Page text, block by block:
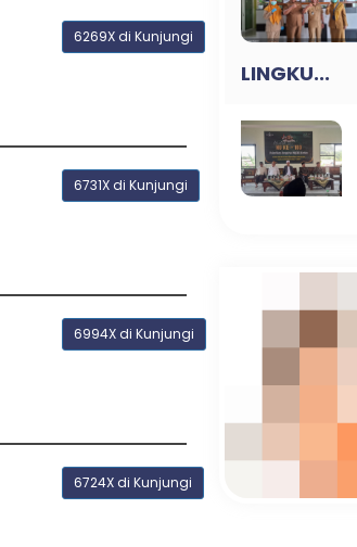
6269X di Kunjungi
6731X di Kunjungi
6994X di Kunjungi
6724X di Kunjungi
LINGKU...